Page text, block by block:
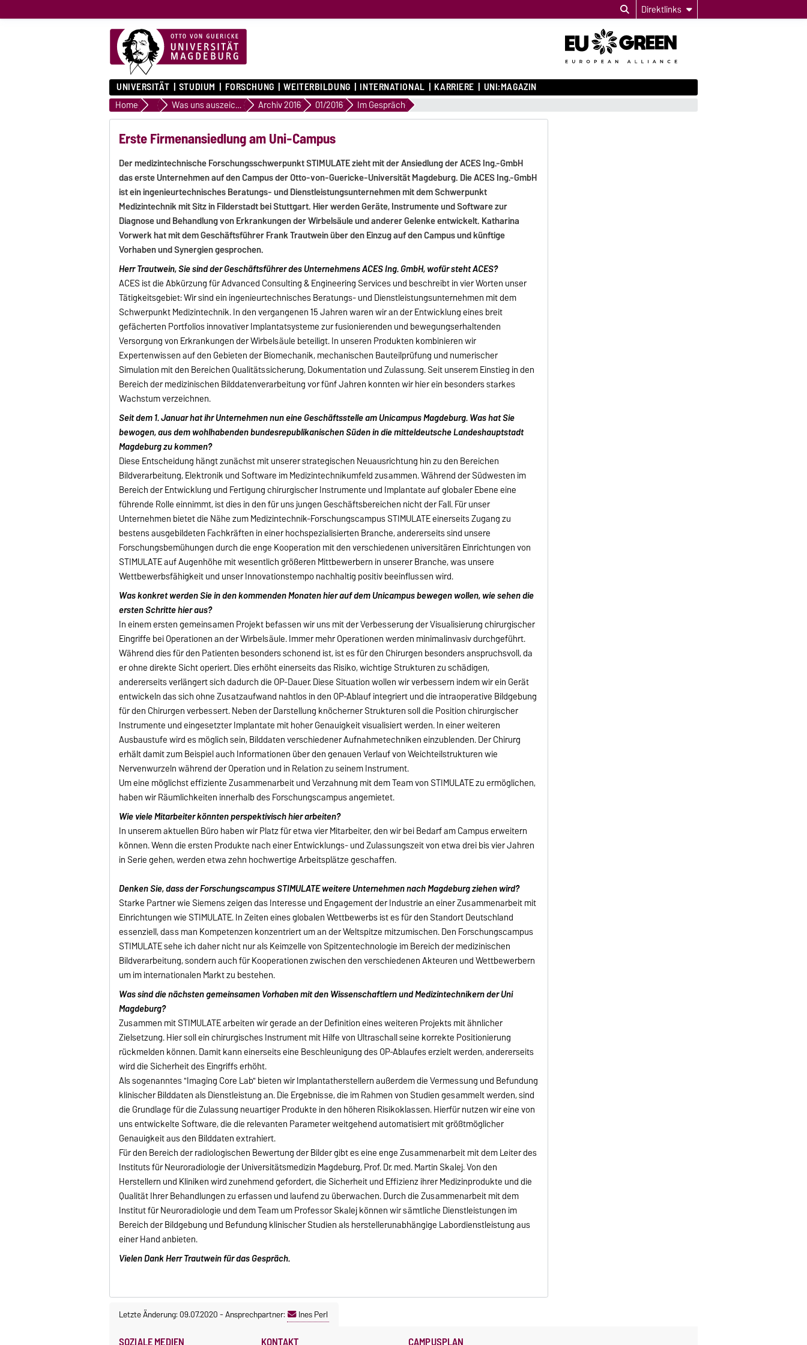
Direktlinks
UNIVERSITÄT STUDIUM FORSCHUNG WEITERBILDUNG INTERNATIONAL KARRIERE UNI:MAGAZIN
Home Universität Was uns auszeichnet Archiv 2016 01/2016 Im Gespräch
Erste Firmenansiedlung am Uni-Campus
Der medizintechnische Forschungsschwerpunkt STIMULATE zieht mit der Ansiedlung der ACES Ing.-GmbH
das erste Unternehmen auf den Campus der Otto-von-Guericke-Universität Magdeburg. Die ACES Ing.-GmbH
ist ein ingenieurtechnisches Beratungs- und Dienstleistungsunternehmen mit dem Schwerpunkt
Medizintechnik mit Sitz in Filderstadt bei Stuttgart. Hier werden Geräte, Instrumente und Software zur
Diagnose und Behandlung von Erkrankungen der Wirbelsäule und anderer Gelenke entwickelt. Katharina
Vorwerk hat mit dem Geschäftsführer Frank Trautwein über den Einzug auf den Campus und künftige
Vorhaben und Synergien gesprochen.
Herr Trautwein, Sie sind der Geschäftsführer des Unternehmens ACES Ing. GmbH, wofür steht ACES?
ACES ist die Abkürzung für Advanced Consulting & Engineering Services und beschreibt in vier Worten unser
Tätigkeitsgebiet: Wir sind ein ingenieurtechnisches Beratungs- und Dienstleistungsunternehmen mit dem
Schwerpunkt Medizintechnik. In den vergangenen 15 Jahren waren wir an der Entwicklung eines breit
gefächerten Portfolios innovativer Implantatsysteme zur fusionierenden und bewegungserhaltenden
Versorgung von Erkrankungen der Wirbelsäule beteiligt. In unseren Produkten kombinieren wir
Expertenwissen auf den Gebieten der Biomechanik, mechanischen Bauteilprüfung und numerischer
Simulation mit den Bereichen Qualitätssicherung, Dokumentation und Zulassung. Seit unserem Einstieg in den
Bereich der medizinischen Bilddatenverarbeitung vor fünf Jahren konnten wir hier ein besonders starkes
Wachstum verzeichnen.
Seit dem 1. Januar hat ihr Unternehmen nun eine Geschäftsstelle am Unicampus Magdeburg. Was hat Sie
bewogen, aus dem wohlhabenden bundesrepublikanischen Süden in die mitteldeutsche Landeshauptstadt
Magdeburg zu kommen?
Diese Entscheidung hängt zunächst mit unserer strategischen Neuausrichtung hin zu den Bereichen
Bildverarbeitung, Elektronik und Software im Medizintechnikumfeld zusammen. Während der Südwesten im
Bereich der Entwicklung und Fertigung chirurgischer Instrumente und Implantate auf globaler Ebene eine
führende Rolle einnimmt, ist dies in den für uns jungen Geschäftsbereichen nicht der Fall. Für unser
Unternehmen bietet die Nähe zum Medizintechnik-Forschungscampus STIMULATE einerseits Zugang zu
bestens ausgebildeten Fachkräften in einer hochspezialisierten Branche, andererseits sind unsere
Forschungsbemühungen durch die enge Kooperation mit den verschiedenen universitären Einrichtungen von
STIMULATE auf Augenhöhe mit wesentlich größeren Mittbewerbern in unserer Branche, was unsere
Wettbewerbsfähigkeit und unser Innovationstempo nachhaltig positiv beeinflussen wird.
Was konkret werden Sie in den kommenden Monaten hier auf dem Unicampus bewegen wollen, wie sehen die
ersten Schritte hier aus?
In einem ersten gemeinsamen Projekt befassen wir uns mit der Verbesserung der Visualisierung chirurgischer
Eingriffe bei Operationen an der Wirbelsäule. Immer mehr Operationen werden minimalinvasiv durchgeführt.
Während dies für den Patienten besonders schonend ist, ist es für den Chirurgen besonders anspruchsvoll, da
er ohne direkte Sicht operiert. Dies erhöht einerseits das Risiko, wichtige Strukturen zu schädigen,
andererseits verlängert sich dadurch die OP-Dauer. Diese Situation wollen wir verbessern indem wir ein Gerät
entwickeln das sich ohne Zusatzaufwand nahtlos in den OP-Ablauf integriert und die intraoperative Bildgebung
für den Chirurgen verbessert. Neben der Darstellung knöcherner Strukturen soll die Position chirurgischer
Instrumente und eingesetzter Implantate mit hoher Genauigkeit visualisiert werden. In einer weiteren
Ausbaustufe wird es möglich sein, Bilddaten verschiedener Aufnahmetechniken einzublenden. Der Chirurg
erhält damit zum Beispiel auch Informationen über den genauen Verlauf von Weichteilstrukturen wie
Nervenwurzeln während der Operation und in Relation zu seinem Instrument.
Um eine möglichst effiziente Zusammenarbeit und Verzahnung mit dem Team von STIMULATE zu ermöglichen,
haben wir Räumlichkeiten innerhalb des Forschungscampus angemietet.
Wie viele Mitarbeiter könnten perspektivisch hier arbeiten?
In unserem aktuellen Büro haben wir Platz für etwa vier Mitarbeiter, den wir bei Bedarf am Campus erweitern
können. Wenn die ersten Produkte nach einer Entwicklungs- und Zulassungszeit von etwa drei bis vier Jahren
in Serie gehen, werden etwa zehn hochwertige Arbeitsplätze geschaffen.
Denken Sie, dass der Forschungscampus STIMULATE weitere Unternehmen nach Magdeburg ziehen wird?
Starke Partner wie Siemens zeigen das Interesse und Engagement der Industrie an einer Zusammenarbeit mit
Einrichtungen wie STIMULATE. In Zeiten eines globalen Wettbewerbs ist es für den Standort Deutschland
essenziell, dass man Kompetenzen konzentriert um an der Weltspitze mitzumischen. Den Forschungscampus
STIMULATE sehe ich daher nicht nur als Keimzelle von Spitzentechnologie im Bereich der medizinischen
Bildverarbeitung, sondern auch für Kooperationen zwischen den verschiedenen Akteuren und Wettbewerbern
um im internationalen Markt zu bestehen.
Was sind die nächsten gemeinsamen Vorhaben mit den Wissenschaftlern und Medizintechnikern der Uni
Magdeburg?
Zusammen mit STIMULATE arbeiten wir gerade an der Definition eines weiteren Projekts mit ähnlicher
Zielsetzung. Hier soll ein chirurgisches Instrument mit Hilfe von Ultraschall seine korrekte Positionierung
rückmelden können. Damit kann einerseits eine Beschleunigung des OP-Ablaufes erzielt werden, andererseits
wird die Sicherheit des Eingriffs erhöht.
Als sogenanntes "Imaging Core Lab" bieten wir Implantatherstellern außerdem die Vermessung und Befundung
klinischer Bilddaten als Dienstleistung an. Die Ergebnisse, die im Rahmen von Studien gesammelt werden, sind
die Grundlage für die Zulassung neuartiger Produkte in den höheren Risikoklassen. Hierfür nutzen wir eine von
uns entwickelte Software, die die relevanten Parameter weitgehend automatisiert mit größtmöglicher
Genauigkeit aus den Bilddaten extrahiert.
Für den Bereich der radiologischen Bewertung der Bilder gibt es eine enge Zusammenarbeit mit dem Leiter des
Instituts für Neuroradiologie der Universitätsmedizin Magdeburg, Prof. Dr. med. Martin Skalej. Von den
Herstellern und Kliniken wird zunehmend gefordert, die Sicherheit und Effizienz ihrer Medizinprodukte und die
Qualität Ihrer Behandlungen zu erfassen und laufend zu überwachen. Durch die Zusammenarbeit mit dem
Institut für Neuroradiologie und dem Team um Professor Skalej können wir sämtliche Dienstleistungen im
Bereich der Bildgebung und Befundung klinischer Studien als herstellerunabhängige Labordienstleistung aus
einer Hand anbieten.
Vielen Dank Herr Trautwein für das Gespräch.
Letzte Änderung: 09.07.2020-Ansprechpartner: Ines Perl